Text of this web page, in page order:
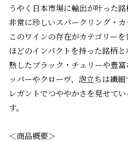
うやく日本市場に輸出が叶った
非常に珍しいスパークリング・カ
このワインの存在がカテゴリー
ほどのインパクトを持った銘柄と
熟したブラック・チェリーや豊
ッパーやクローヴ、泡立ちは繊
レガントでつややかさを見せて
す。
＜商品概要＞